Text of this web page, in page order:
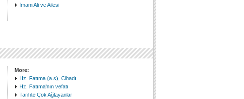
İmam Ali ve Ailesi
More:
Hz. Fatıma (a.s), Cihadı
Hz. Fatıma'nın vefatı
Tarihte Çok Ağlayanlar